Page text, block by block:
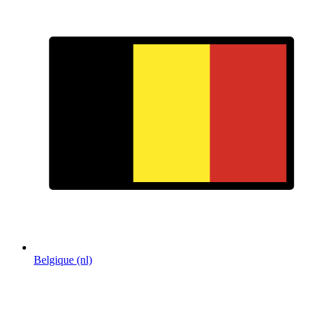
Belgique (nl)